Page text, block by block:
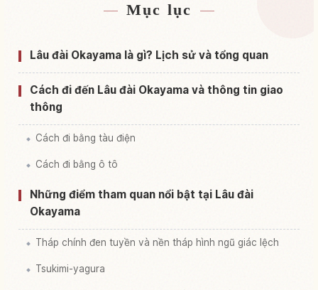
Tìm chỗ ở gần Lâu đài Okayama
Tìm trải nghiệm tại Lâu đài Okayama↗
Mục lục
Lâu đài Okayama là gì? Lịch sử và tổng quan
Cách đi đến Lâu đài Okayama và thông tin giao
thông
Cách đi bằng tàu điện
Cách đi bằng ô tô
Những điểm tham quan nổi bật tại Lâu đài
Okayama
Tháp chính đen tuyền và nền tháp hình ngũ giác lệch
Tsukimi-yagura